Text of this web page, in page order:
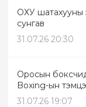
ОХУ шатахууны
сунгав
31.07.26 20:30
Оросын
Boxing-ын
31.07.26 19:07